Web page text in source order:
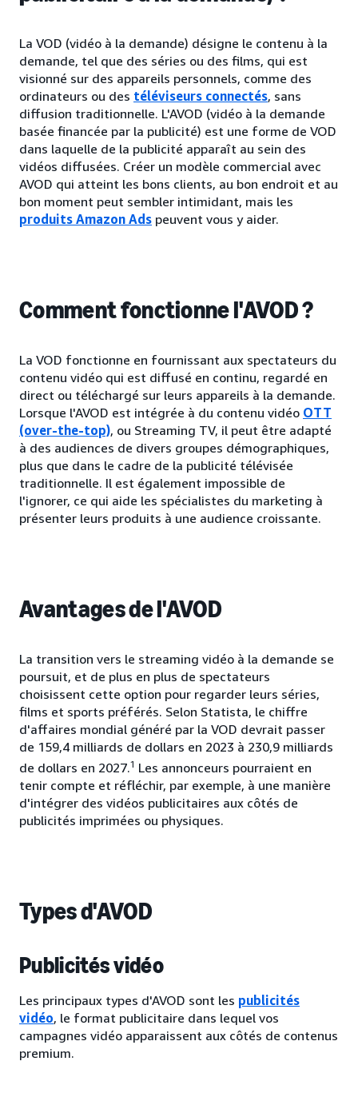
La VOD (vidéo à la demande) désigne le contenu à la
demande, tel que des séries ou des films, qui est
visionné sur des appareils personnels, comme des
ordinateurs ou des téléviseurs connectés, sans
diffusion traditionnelle. L'AVOD (vidéo à la demande
basée financée par la publicité) est une forme de VOD
dans laquelle de la publicité apparaît au sein des
vidéos diffusées. Créer un modèle commercial avec
AVOD qui atteint les bons clients, au bon endroit et au
bon moment peut sembler intimidant, mais les
produits Amazon Ads peuvent vous y aider.
Comment fonctionne l'AVOD ?
La VOD fonctionne en fournissant aux spectateurs du
contenu vidéo qui est diffusé en continu, regardé en
direct ou téléchargé sur leurs appareils à la demande.
Lorsque l'AVOD est intégrée à du contenu vidéo OTT
(over-the-top), ou Streaming TV, il peut être adapté
à des audiences de divers groupes démographiques,
plus que dans le cadre de la publicité télévisée
traditionnelle. Il est également impossible de
l'ignorer, ce qui aide les spécialistes du marketing à
présenter leurs produits à une audience croissante.
Avantages de l'AVOD
La transition vers le streaming vidéo à la demande se
poursuit, et de plus en plus de spectateurs
choisissent cette option pour regarder leurs séries,
films et sports préférés. Selon Statista, le chiffre
d'affaires mondial généré par la VOD devrait passer
de 159,4 milliards de dollars en 2023 à 230,9 milliards
de dollars en 2027.1 Les annonceurs pourraient en
tenir compte et réfléchir, par exemple, à une manière
d'intégrer des vidéos publicitaires aux côtés de
publicités imprimées ou physiques.
Types d'AVOD
Publicités vidéo
Les principaux types d'AVOD sont les publicités
vidéo, le format publicitaire dans lequel vos
campagnes vidéo apparaissent aux côtés de contenus
premium.